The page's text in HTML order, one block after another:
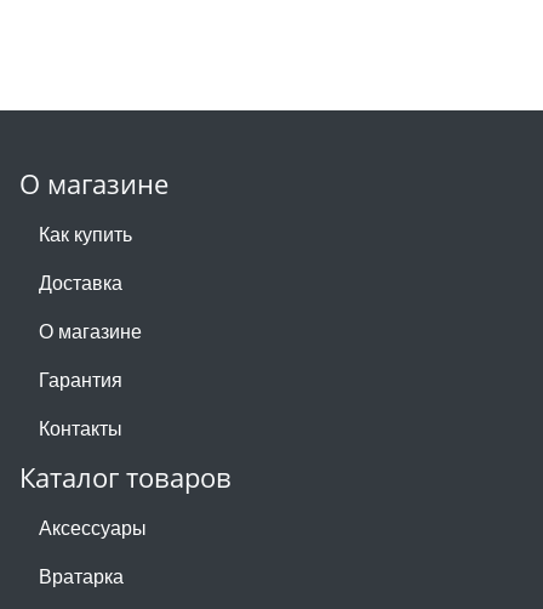
О магазине
Как купить
Доставка
О магазине
Гарантия
Контакты
Каталог товаров
Аксессуары
Вратарка